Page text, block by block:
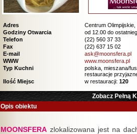
Adres
Centrum
Godziny Otwarcia
od 12.00 do
Telefon
(22) 560 37 33
Fax
(22) 637 15 02
E-mail
ask@moonsfera.pl
WWW
www.moonsfera.pl
Typ Kuchni
polska, mieszana/
restauracje
Ilość Miejsc
w restauracji: 120
Zobacz Pełną
Opis obiektu
MOONSFERA zlokalizowana jest na